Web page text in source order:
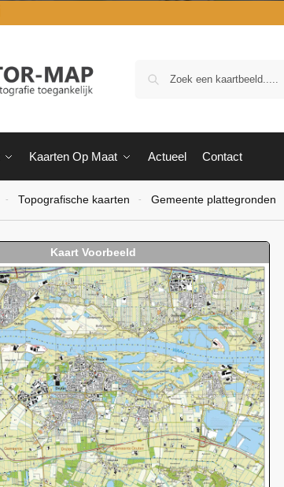
Kaarten Op Maat Actueel Contact
- Topografische kaarten - Gemeente plattegronden